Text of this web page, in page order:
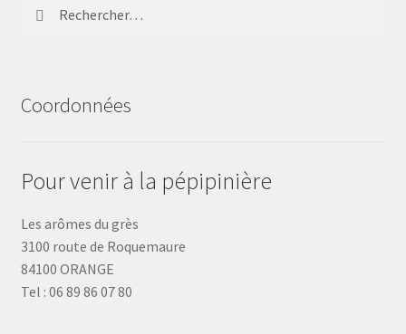
Coordonnées
Pour venir à la pépipinière
Les arômes du grès
3100 route de Roquemaure
84100 ORANGE
Tel : 06 89 86 07 80